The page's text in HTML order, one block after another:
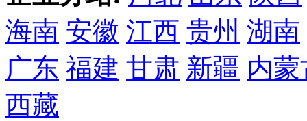
海南 安徽 江西 贵州 湖南
广东 福建 甘肃 新疆 内蒙
西藏